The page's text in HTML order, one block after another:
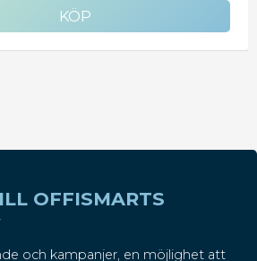
OFFISMARTS
och kampanjer, en möjlighet att